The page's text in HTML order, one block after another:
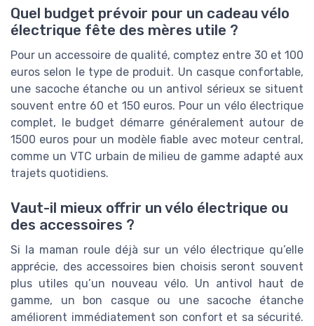
Quel budget prévoir pour un cadeau vélo
électrique fête des mères utile ?
Pour un accessoire de qualité, comptez entre 30 et 100
euros selon le type de produit. Un casque confortable,
une sacoche étanche ou un antivol sérieux se situent
souvent entre 60 et 150 euros. Pour un vélo électrique
complet, le budget démarre généralement autour de
1500 euros pour un modèle fiable avec moteur central,
comme un VTC urbain de milieu de gamme adapté aux
trajets quotidiens.
Vaut-il mieux offrir un vélo électrique ou
des accessoires ?
Si la maman roule déjà sur un vélo électrique qu’elle
apprécie, des accessoires bien choisis seront souvent
plus utiles qu’un nouveau vélo. Un antivol haut de
gamme, un bon casque ou une sacoche étanche
améliorent immédiatement son confort et sa sécurité.